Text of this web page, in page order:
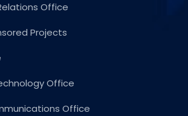
Office
Projects
Office
Office